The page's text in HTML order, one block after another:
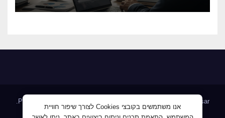
Proudly powered by WordPress Themeansar
אנו משתמשים בקובצי Cookies לצורך שיפור חוויית